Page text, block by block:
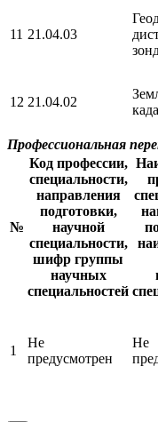
11 21.04.03
12 21.04.02
Профессиональная
№
Код профессии,
специальности,
направления
подготовки,
научной
специальности,
шифр группы
научных
специальностей
1
Не
предусмотрен
Не